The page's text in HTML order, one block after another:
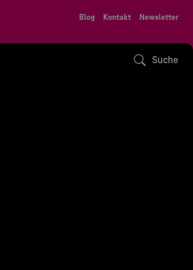
Blog Kontakt Newsletter
Suche